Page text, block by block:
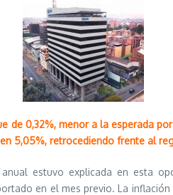
de 0,32%, menor a la esperada
5,05%, retrocediendo frente al
estuvo explicada en esta
en el mes previo. La